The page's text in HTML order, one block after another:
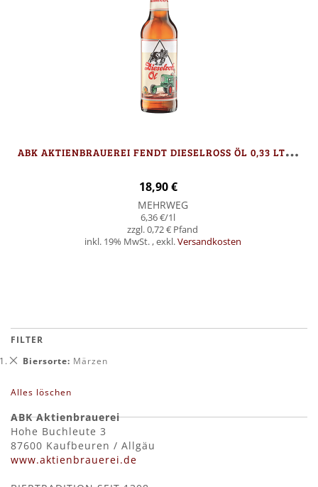
A
BK AKTIENBRAUEREI FENDT DIESELROSS ÖL 0,33 LTR. - 9 FLASCHEN
18,90 €
MEHRWEG
6,36 €/1l
0,72 €
inkl. 19% MwSt. ,exkl.Versandkosten
FILTER
Biersorte Märzen
Dies
Alles löschen
ABK Aktienbrauerei
Hohe Buchleute 3
87600 Kaufbeuren / Allgäu
www.aktienbrauerei.de